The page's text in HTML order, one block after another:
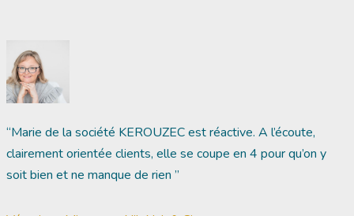
“Marie de la société KEROUZEC est réactive. A l’écoute,
clairement orientée clients, elle se coupe en 4 pour qu’on y
soit bien et ne manque de rien ”